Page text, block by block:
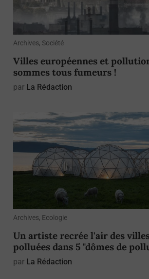
Archives, Société
Villes européennes et
sommes tous fumeurs !
par La Rédaction
Archives, Ecologie
Un artiste recrée l'air des
polluées dans 5 "dômes de
par La Rédaction